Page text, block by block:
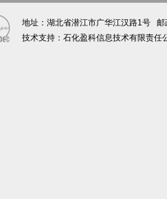
地址：湖北省潜江市广华江汉路1号
技术支持：石化盈科信息技术有限责任